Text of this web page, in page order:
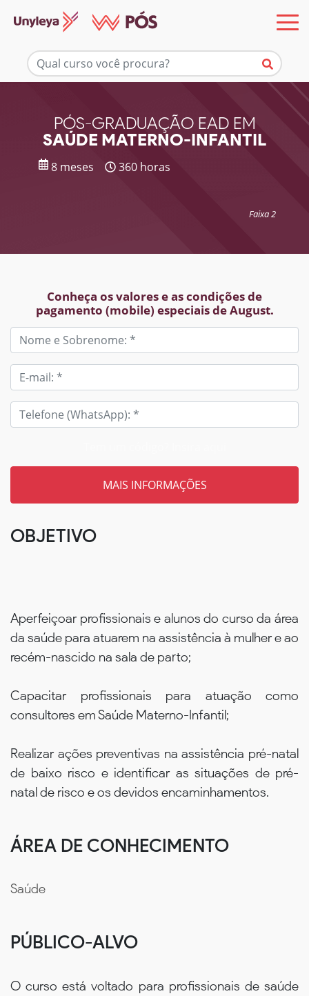
PÓS-GRADUAÇÃO EAD EM
SAÚDE MATERNO-INFANTIL
8 meses 360 horas
Faixa 2
Conheça os valores e as condições de
pagamento (mobile) especiais de August.
Mais informações
OBJETIVO
Aperfeiçoar profissionais e alunos do curso da área
da saúde para atuarem na assistência à mulher e ao
recém-nascido na sala de parto;
Capacitar profissionais para atuação como
consultores em Saúde Materno-Infantil;
Realizar ações preventivas na assistência pré-natal
de baixo risco e identificar as situações de pré-
natal de risco e os devidos encaminhamentos.
ÁREA DE CONHECIMENTO
Saúde
PÚBLICO-ALVO
O curso está voltado para profissionais de saúde